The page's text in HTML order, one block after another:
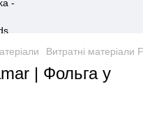
Витратні матеріали
| Фольга у